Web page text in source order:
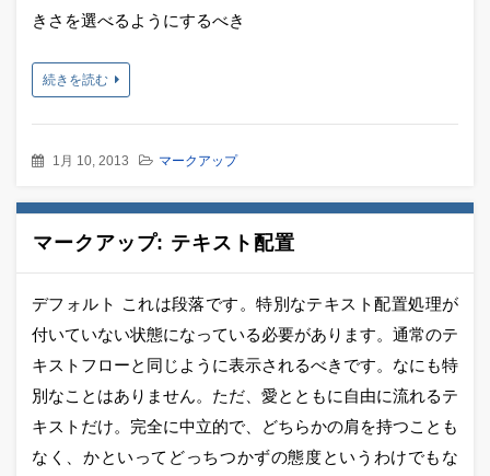
きさを選べるようにするべき
続きを読む
1月 10, 2013 マークアップ
マークアップ: テキスト配置
デフォルト これは段落です。特別なテキスト配置処理が
付いていない状態になっている必要があります。通常のテ
キストフローと同じように表示されるべきです。なにも特
別なことはありません。ただ、愛とともに自由に流れるテ
キストだけ。完全に中立的で、どちらかの肩を持つことも
なく、かといってどっちつかずの態度というわけでもな